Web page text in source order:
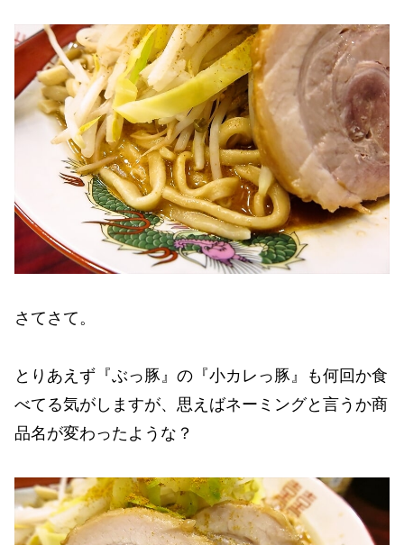
さてさて。
とりあえず『ぶっ豚』の『小カレっ豚』も何回か食
べてる気がしますが、思えばネーミングと言うか商
品名が変わったような？